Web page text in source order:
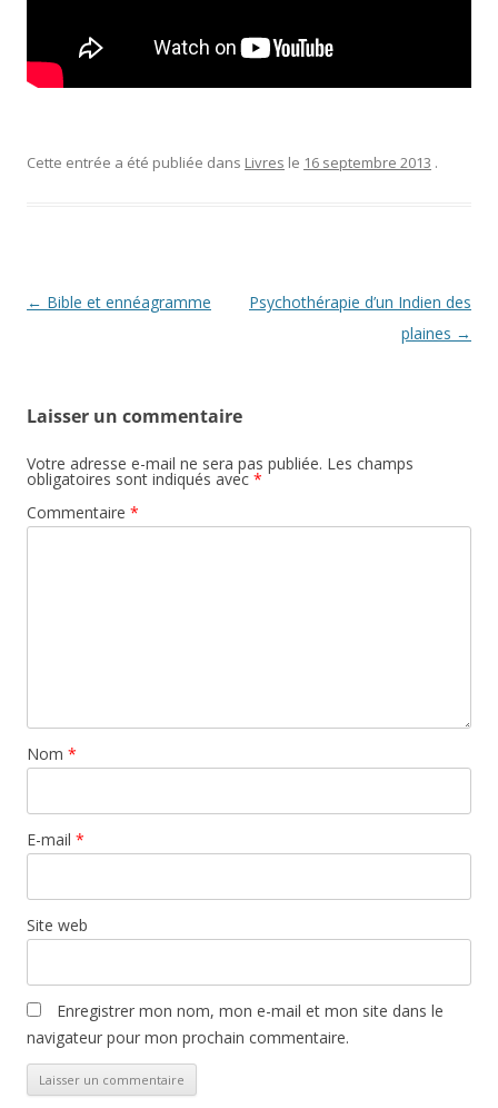
Cette entrée a été publiée dans Livres le 16 septembre 2013 .
Navigation
← Bible et ennéagramme
Psychothérapie d’un Indien des
plaines →
Laisser un commentaire
Votre adresse e-mail ne sera pas publiée. Les champs
obligatoires sont indiqués avec *
Commentaire *
Nom *
E-mail *
Site web
Enregistrer mon nom, mon e-mail et mon site dans le
navigateur pour mon prochain commentaire.